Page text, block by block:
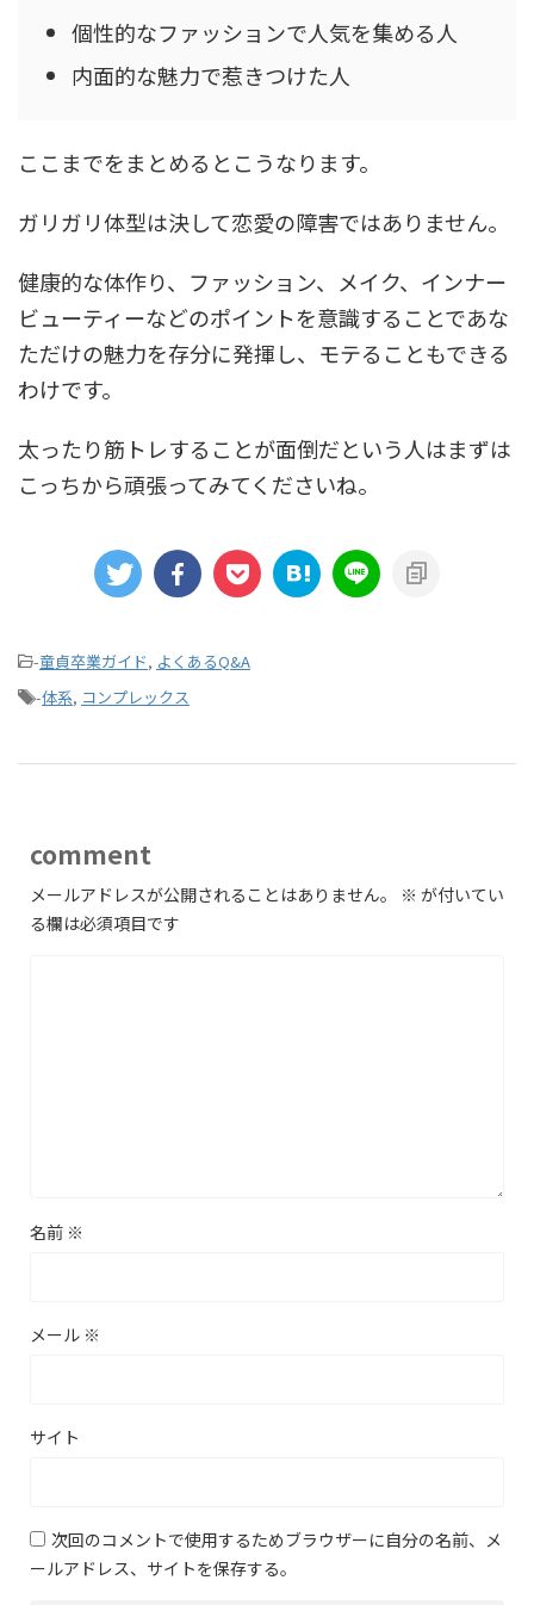
個性的なファッションで人気を集める人
内面的な魅力で惹きつけた人
ここまでをまとめるとこうなります。
ガリガリ体型は決して恋愛の障害ではありません。
健康的な体作り、ファッション、メイク、インナー
ビューティーなどのポイントを意識することであな
ただけの魅力を存分に発揮し、モテることもできる
わけです。
太ったり筋トレすることが面倒だという人はまずは
こっちから頑張ってみてくださいね。
-童貞卒業ガイド, よくあるQ&A
-体系, コンプレックス
comment
メールアドレスが公開されることはありません。 ※ が付いてい
る欄は必須項目です
名前 ※
メール ※
サイト
次回のコメントで使用するためブラウザーに自分の名前、メ
ールアドレス、サイトを保存する。